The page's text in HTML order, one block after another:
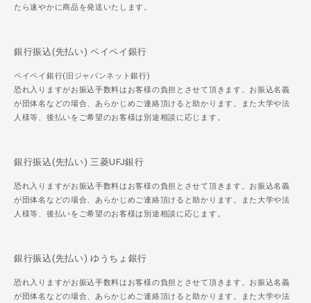
たら速やかに商品を発送いたします。
銀行振込(先払い) ペイペイ銀行
ペイペイ銀行(旧ジャパンネット銀行)
恐れ入りますがお振込手数料はお客様の負担とさせて頂きます。お振込名義
が団体名などの場合、あらかじめご連絡頂けると助かります。また大学や法
人様等、後払いをご希望のお客様は別途相談に応じます。
銀行振込(先払い) 三菱UFJ銀行
恐れ入りますがお振込手数料はお客様の負担とさせて頂きます。お振込名義
が団体名などの場合、あらかじめご連絡頂けると助かります。また大学や法
人様等、後払いをご希望のお客様は別途相談に応じます。
銀行振込(先払い) ゆうちょ銀行
恐れ入りますがお振込手数料はお客様の負担とさせて頂きます。お振込名義
が団体名などの場合、あらかじめご連絡頂けると助かります。また大学や法